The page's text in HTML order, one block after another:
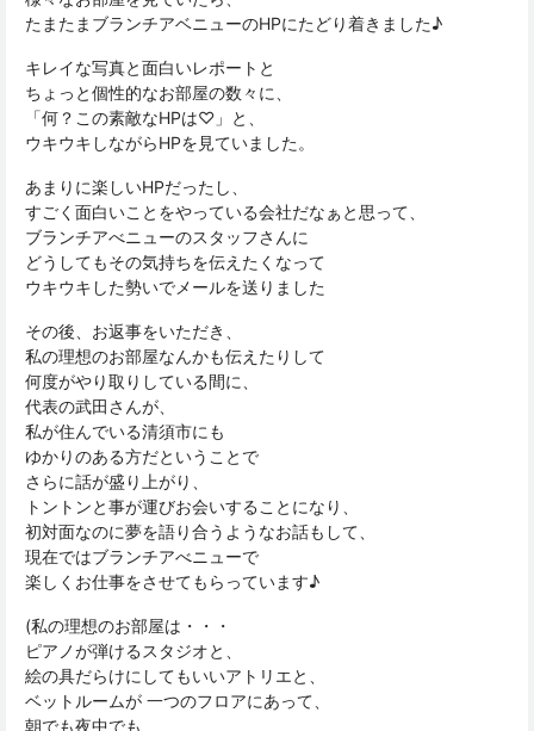
たまたまブランチアベニューのHPにたどり着きました♪
キレイな写真と面白いレポートと
ちょっと個性的なお部屋の数々に、
「何？この素敵なHPは♡」と、
ウキウキしながらHPを見ていました。
あまりに楽しいHPだったし、
すごく面白いことをやっている会社だなぁと思って、
ブランチアべニューのスタッフさんに
どうしてもその気持ちを伝えたくなって
ウキウキした勢いでメールを送りました
その後、お返事をいただき、
私の理想のお部屋なんかも伝えたりして
何度がやり取りしている間に、
代表の武田さんが、
私が住んでいる清須市にも
ゆかりのある方だということで
さらに話が盛り上がり、
トントンと事が運びお会いすることになり、
初対面なのに夢を語り合うようなお話もして、
現在ではブランチアべニューで
楽しくお仕事をさせてもらっています♪
(私の理想のお部屋は・・・
ピアノが弾けるスタジオと、
絵の具だらけにしてもいいアトリエと、
ベットルームが 一つのフロアにあって、
朝でも夜中でも